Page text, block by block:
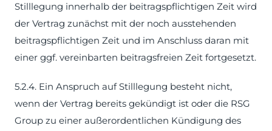
Stilllegung innerhalb der beitragspflichtigen Zeit wird
der Vertrag zunächst mit der noch ausstehenden
beitragspflichtigen Zeit und im Anschluss daran mit
einer ggf. vereinbarten beitragsfreien Zeit fortgesetzt.
5.2.4. Ein Anspruch auf Stilllegung besteht nicht,
wenn der Vertrag bereits gekündigt ist oder die RSG
Group zu einer außerordentlichen Kündigung des